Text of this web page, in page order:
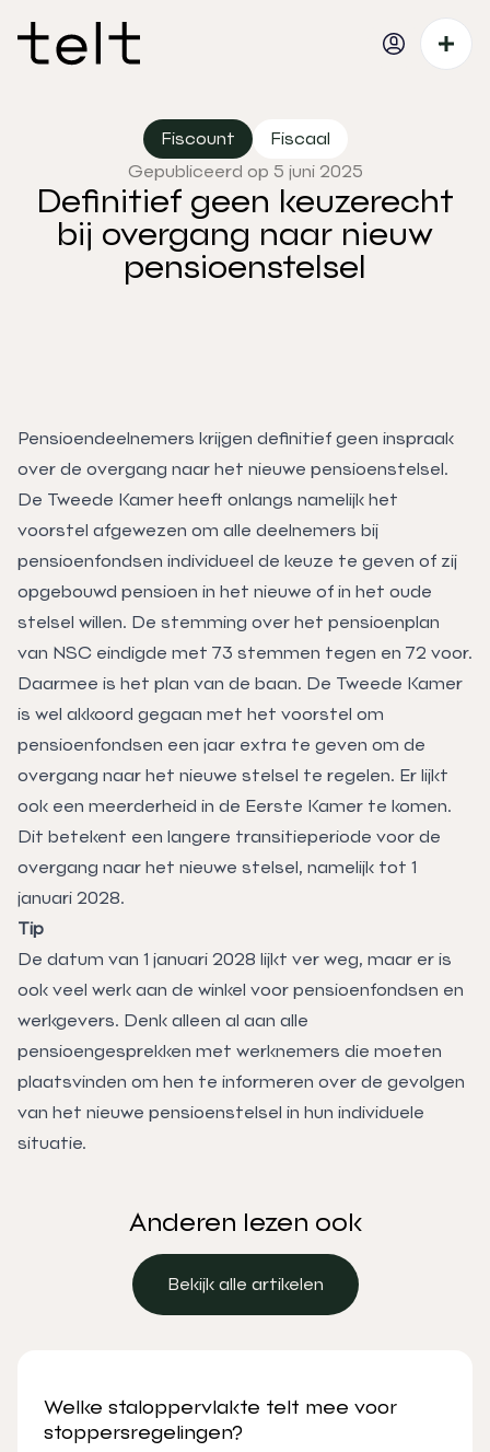
Fiscount
Fiscaal
Gepubliceerd op 5 juni 2025
Definitief geen keuzerecht
bij overgang naar nieuw
pensioenstelsel
Pensioendeelnemers krijgen definitief geen inspraak
over de overgang naar het nieuwe pensioenstelsel.
De Tweede Kamer heeft onlangs namelijk het
voorstel afgewezen om alle deelnemers bij
pensioenfondsen individueel de keuze te geven of zij
opgebouwd pensioen in het nieuwe of in het oude
stelsel willen. De stemming over het pensioenplan
van NSC eindigde met 73 stemmen tegen en 72 voor.
Daarmee is het plan van de baan. De Tweede Kamer
is wel akkoord gegaan met het voorstel om
pensioenfondsen een jaar extra te geven om de
overgang naar het nieuwe stelsel te regelen. Er lijkt
ook een meerderheid in de Eerste Kamer te komen.
Dit betekent een langere transitieperiode voor de
overgang naar het nieuwe stelsel, namelijk tot 1
januari 2028.
Tip
De datum van 1 januari 2028 lijkt ver weg, maar er is
ook veel werk aan de winkel voor pensioenfondsen en
werkgevers. Denk alleen al aan alle
pensioengesprekken met werknemers die moeten
plaatsvinden om hen te informeren over de gevolgen
van het nieuwe pensioenstelsel in hun individuele
situatie.
Anderen lezen ook
Bekijk alle artikelen
Welke staloppervlakte telt mee voor
stoppersregelingen?